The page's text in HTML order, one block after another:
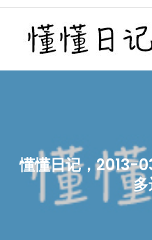
Skip
content
懂懂日记，2013-